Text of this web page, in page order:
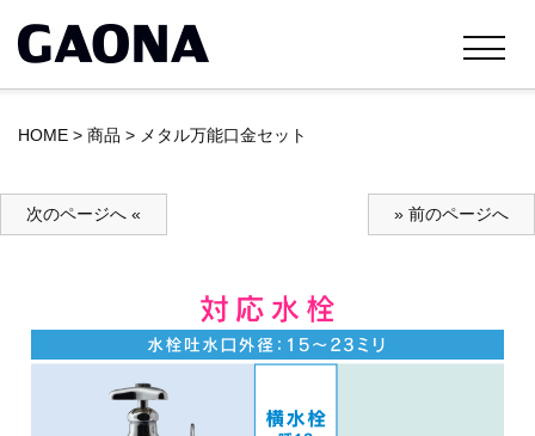
HOME > 商品 > メタル万能口金セット
次のページへ « » 前のページへ